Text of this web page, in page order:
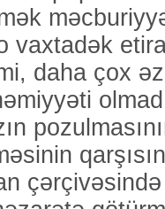
vaxtadək
daha çox